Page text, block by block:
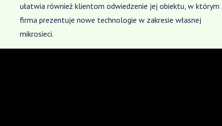
ułatwia również klientom odwiedzenie jej obiektu, w którym
firma prezentuje nowe technologie w zakresie własnej
mikrosieci.